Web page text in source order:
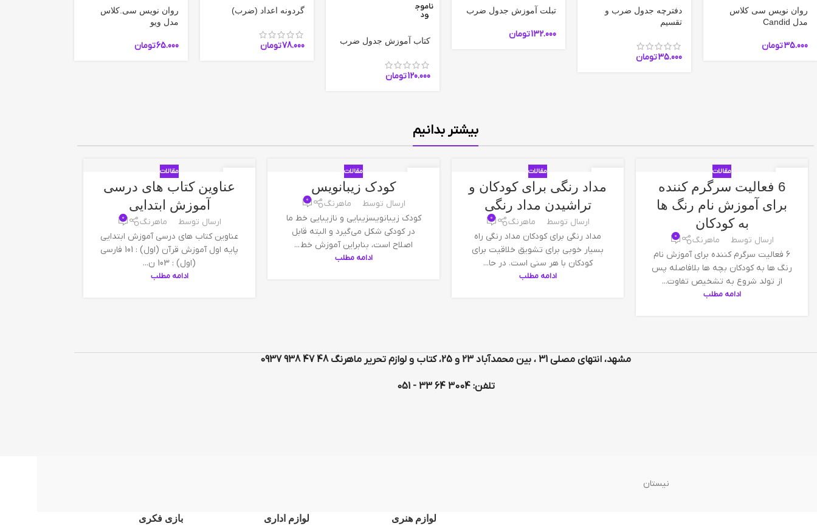
روان نویس سی کلاس
مدل Candid
35.000تومان
دفترچه جدول ضرب و
تقسیم
35.000تومان
تبلت آموزش جدول ضرب
132.000تومان
ناموج
ود
کتاب آموزش جدول ضرب
120.000تومان
گردونه اعداد (ضرب)
78.000تومان
روان نویس سی.کلاس
مدل ویو
65.000تومان
بیشتر بدانیم
جولای
مقالات
6 فعالیت سرگرم کننده
برای آموزش نام رنگ ها
به کودکان
ارسال توسط ماهرنگ 0
6 فعالیت سرگرم کننده برای آموزش نام
رنگ ها به کودکان بچه ها بلافاصله پس
از تولد شروع به تشخیص تفاوت...
ادامه مطلب
ژوئن
مقالات
مداد رنگی برای کودکان و
تراشیدن مداد رنگی
ارسال توسط ماهرنگ 0
مداد رنگی برای کودکان مداد رنگی راه
بسیار خوبی برای تشویق خلاقیت برای
کودکان با هر سنی است. در حا...
ادامه مطلب
مقالات
کودک زیبانویس
ارسال توسط ماهرنگ 0
کودک زیبانویسزیبایی و نازیبایی خط ما
در کودکی شکل می‌گیرد و البته قابل
اصلاح است، بنابراین آموزش خط ...
ادامه مطلب
فوریه
مقالات
عناوین کتاب های درسی
آموزش ابتدایی
ارسال توسط ماهرنگ 0
عناوین کتاب های درسی آموزش ابتدایی
پایه اول آموزش قرآن (اول) : 101 فارسی
(اول) : 103 ن...
ادامه مطلب
مشهد، انتهای مصلی 31 ، بین محمدآباد 23 و 25، کتاب و لوازم تحریر ماهرنگ 48 47 938 0937
تلفن: 3004 64 33 - 051
نیستان
لوازم هنری لوازم اداری بازی فکری